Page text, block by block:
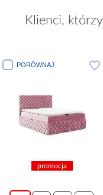
Klienci,
PORÓWNAJ
promocja